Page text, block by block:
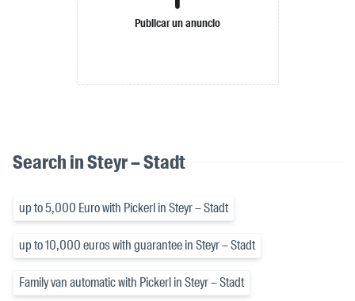
Publicar un anuncio
Search in Steyr – Stadt
up to 5,000 Euro with Pickerl in Steyr – Stadt
up to 10,000 euros with guarantee in Steyr – Stadt
Family van automatic with Pickerl in Steyr – Stadt